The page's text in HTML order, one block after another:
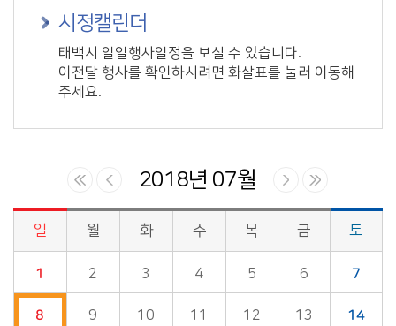
시정캘린더
태백시 일일행사일정을 보실 수 있습니다.
이전달 행사를 확인하시려면 화살표를 눌러 이동해
주세요.
2018년 07월
시정소식>시정 캘린더 게시판의 (2018년 07월) 달력형태로 일정명, 일정내용을 제공합니다.
일 월 화 수 목 금 토
1 2 3 4 5 6 7
8 9 10 11 12 13 14